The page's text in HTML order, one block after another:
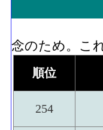
念のため。こ
順位
254